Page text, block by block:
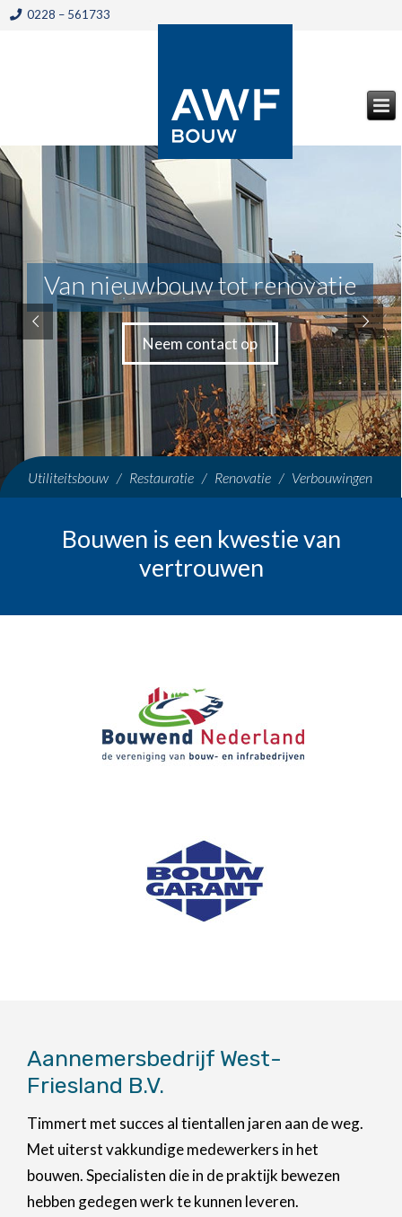
0228 – 561733
Utiliteitsbouw / Restauratie / Renovatie / Verbouwingen
Van nieuwbouw tot renovatie
Neem contact op
Bouwen is een kwestie van
vertrouwen
Aannemersbedrijf West-
Friesland B.V.
Timmert met succes al tientallen jaren aan de weg.
Met uiterst vakkundige medewerkers in het
bouwen. Specialisten die in de praktijk bewezen
hebben gedegen werk te kunnen leveren.